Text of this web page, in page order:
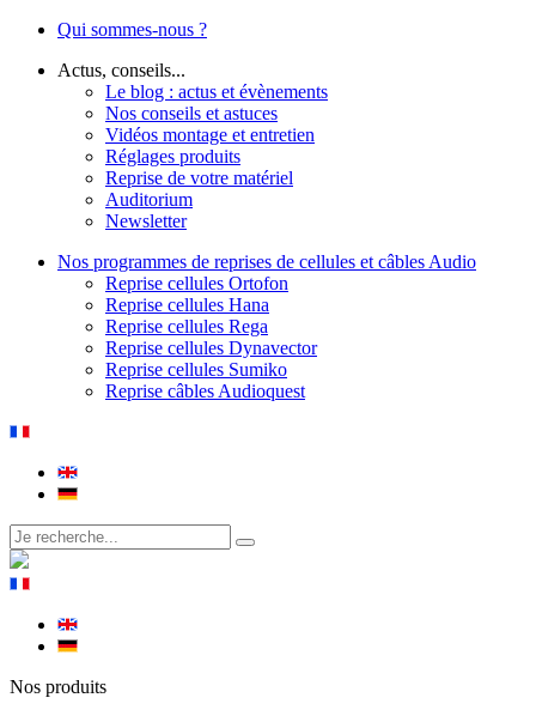
Qui sommes-nous ?
Actus, conseils...
Le blog : actus et évènements
Nos conseils et astuces
Vidéos montage et entretien
Réglages produits
Reprise de votre matériel
Auditorium
Newsletter
Nos programmes de reprises de cellules et câbles Audio
Reprise cellules Ortofon
Reprise cellules Hana
Reprise cellules Rega
Reprise cellules Dynavector
Reprise cellules Sumiko
Reprise câbles Audioquest
Nos produits